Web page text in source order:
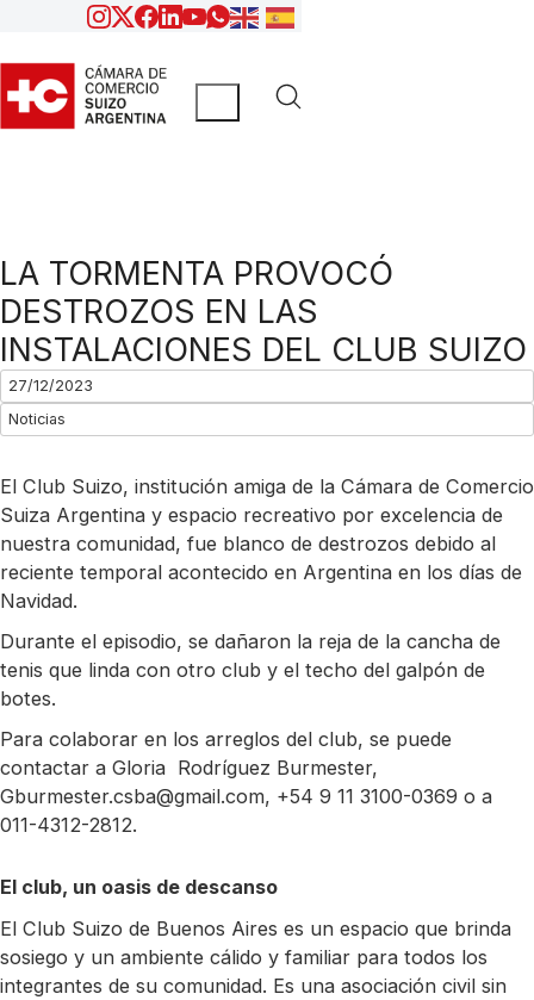
LA TORMENTA PROVOCÓ
DESTROZOS EN LAS
INSTALACIONES DEL CLUB SUIZO
27/12/2023
Noticias
El Club Suizo, institución amiga de la Cámara de Comercio
Suiza Argentina y espacio recreativo por excelencia de
nuestra comunidad, fue blanco de destrozos debido al
reciente temporal acontecido en Argentina en los días de
Navidad.
Durante el episodio, se dañaron la reja de la cancha de
tenis que linda con otro club y el techo del galpón de
botes.
Para colaborar en los arreglos del club, se puede
contactar a Gloria Rodríguez Burmester,
Gburmester.csba@gmail.com, +54 9 11 3100-0369 o a
011-4312-2812.
El club, un oasis de descanso
El Club Suizo de Buenos Aires es un espacio que brinda
sosiego y un ambiente cálido y familiar para todos los
integrantes de su comunidad. Es una asociación civil sin